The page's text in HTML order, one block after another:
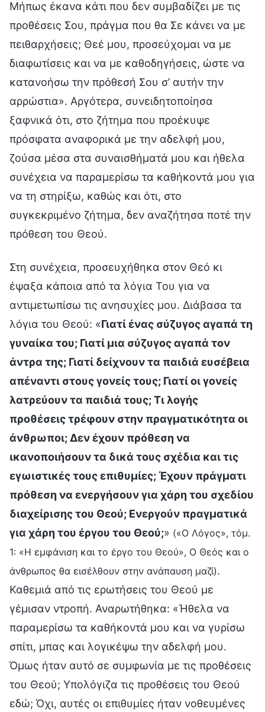
Μήπως έκανα κάτι που δεν συμβαδίζει με τις
προθέσεις Σου, πράγμα που θα Σε κάνει να με
πειθαρχήσεις; Θεέ μου, προσεύχομαι να με
διαφωτίσεις και να με καθοδηγήσεις, ώστε να
κατανοήσω την πρόθεσή Σου σ’ αυτήν την
αρρώστια». Αργότερα, συνειδητοποίησα
ξαφνικά ότι, στο ζήτημα που προέκυψε
πρόσφατα αναφορικά με την αδελφή μου,
ζούσα μέσα στα συναισθήματά μου και ήθελα
συνέχεια να παραμερίσω τα καθήκοντά μου για
να τη στηρίξω, καθώς και ότι, στο
συγκεκριμένο ζήτημα, δεν αναζήτησα ποτέ την
πρόθεση του Θεού.
Στη συνέχεια, προσευχήθηκα στον Θεό κι
έψαξα κάποια από τα λόγια Του για να
αντιμετωπίσω τις ανησυχίες μου. Διάβασα τα
λόγια του Θεού: «Γιατί ένας σύζυγος αγαπά τη
γυναίκα του; Γιατί μια σύζυγος αγαπά τον
άντρα της; Γιατί δείχνουν τα παιδιά ευσέβεια
απέναντι στους γονείς τους; Γιατί οι γονείς
λατρεύουν τα παιδιά τους; Τι λογής
προθέσεις τρέφουν στην πραγματικότητα οι
άνθρωποι; Δεν έχουν πρόθεση να
ικανοποιήσουν τα δικά τους σχέδια και τις
εγωιστικές τους επιθυμίες; Έχουν πράγματι
πρόθεση να ενεργήσουν για χάρη του σχεδίου
διαχείρισης του Θεού; Ενεργούν πραγματικά
για χάρη του έργου του Θεού;» («Ο Λόγος», τόμ.
1: «Η εμφάνιση και το έργο του Θεού», Ο Θεός και ο
άνθρωπος θα εισέλθουν στην ανάπαυση μαζί).
Καθεμιά από τις ερωτήσεις του Θεού με
γέμισαν ντροπή. Αναρωτήθηκα: «Ήθελα να
παραμερίσω τα καθήκοντά μου και να γυρίσω
σπίτι, μπας και λογικέψω την αδελφή μου.
Όμως ήταν αυτό σε συμφωνία με τις προθέσεις
του Θεού; Υπολόγιζα τις προθέσεις του Θεού
εδώ; Όχι, αυτές οι επιθυμίες ήταν νοθευμένες